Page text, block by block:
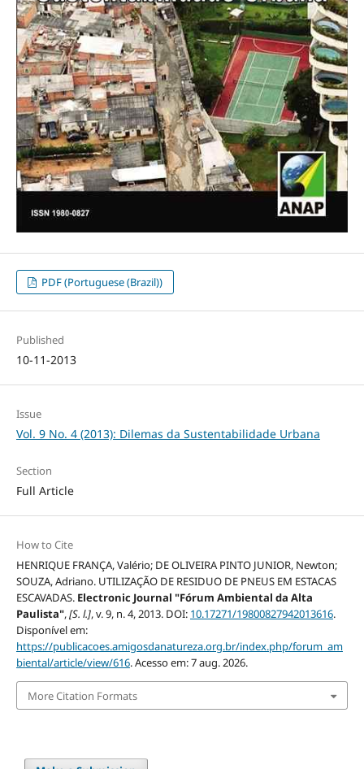
PDF (Portuguese (Brazil))
Published
10-11-2013
Issue
Vol. 9 No. 4 (2013): Dilemas da Sustentabilidade Urbana
Section
Full Article
How to Cite
HENRIQUE FRANÇA, Valério; DE OLIVEIRA PINTO JUNIOR, Newton;
SOUZA, Adriano. UTILIZAÇÃO DE RESIDUO DE PNEUS EM ESTACAS
ESCAVADAS. Electronic Journal "Fórum Ambiental da Alta
Paulista",[S. l.], v. 9, n. 4, 2013. DOI: 10.17271/19800827942013616.
Disponível em:
https://publicacoes.amigosdanatureza.org.br/index.php/forum_am
biental/article/view/616. Acesso em: 7 aug. 2026.
More Citation Formats